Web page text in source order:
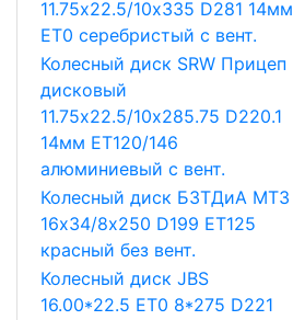
11.75х22.5/10х335 D281 14мм
ET0 серебристый с вент.
Колесный диск SRW Прицеп
дисковый
11.75х22.5/10х285.75 D220.1
14мм ET120/146
алюминиевый с вент.
Колесный диск БЗТДиА МТЗ
16х34/8х250 D199 ET125
красный без вент.
Колесный диск JBS
16.00*22.5 ET0 8*275 D221